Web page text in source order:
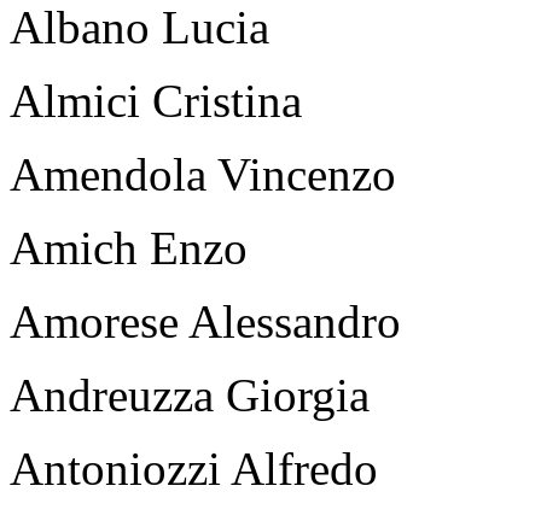
Albano Lucia
Almici Cristina
Amendola Vincenzo
Amich Enzo
Amorese Alessandro
Andreuzza Giorgia
Antoniozzi Alfredo